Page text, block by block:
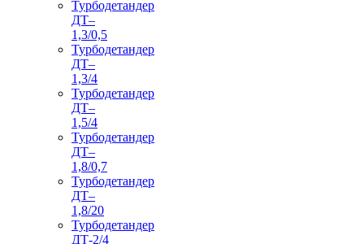
Турбодетандер
ДТ–
1,3/0,5
Турбодетандер
ДТ–
1,3/4
Турбодетандер
ДТ–
1,5/4
Турбодетандер
ДТ–
1,8/0,7
Турбодетандер
ДТ–
1,8/20
Турбодетандер
ДТ-2/4